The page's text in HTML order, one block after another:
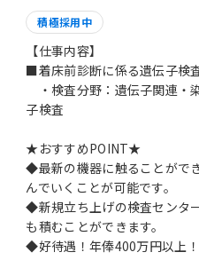
積極採用中
【仕事内容】
■着床前診断に係る遺伝子検
・検査分野：遺伝子関連・
子検査
★おすすめPOINT★
◆最新の機器に触ることがで
んでいくことが可能です。
◆新規立ち上げの検査センタ
も積むことができます。
◆好待遇！年俸400万円以上！